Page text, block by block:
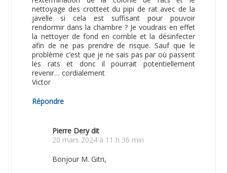
nettoyage des crotteet du pipi de rat avec de la
javelle si cela est suffisant pour pouvoir
rendormir dans la chambre ? Je voudrais en effet
la nettoyer de fond en comble et la désinfecter
afin de ne pas prendre de risque. Sauf que le
problème c’est que je ne sais pas par où passent
les rats et donc il pourrait potentiellement
revenir… cordialement
Victor
Répondre
Pierre Dery dit
20 mars 2024 à 11 h 36 min
Bonjour M. Gitri,